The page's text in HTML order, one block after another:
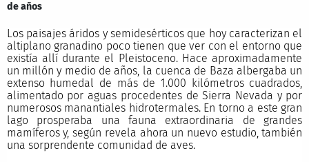
de años
Los paisajes áridos y semidesérticos que hoy caracterizan el
altiplano granadino poco tienen que ver con el entorno que
existía allí durante el Pleistoceno. Hace aproximadamente
un millón y medio de años, la cuenca de Baza albergaba un
extenso humedal de más de 1.000 kilómetros cuadrados,
alimentado por aguas procedentes de Sierra Nevada y por
numerosos manantiales hidrotermales. En torno a este gran
lago prosperaba una fauna extraordinaria de grandes
mamíferos y, según revela ahora un nuevo estudio, también
una sorprendente comunidad de aves.